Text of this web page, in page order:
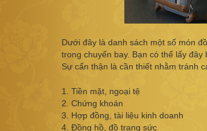
Dưới đây là danh sách một số món
trong chuyến bay. Bạn có thể lấy
Sự cẩn thận là cần thiết nhằm tránh
1. Tiền mặt, ngoại tệ
2. Chứng khoán
3. Hợp đồng, tài liệu kinh doanh
4. Đồng hồ, đồ trang sức